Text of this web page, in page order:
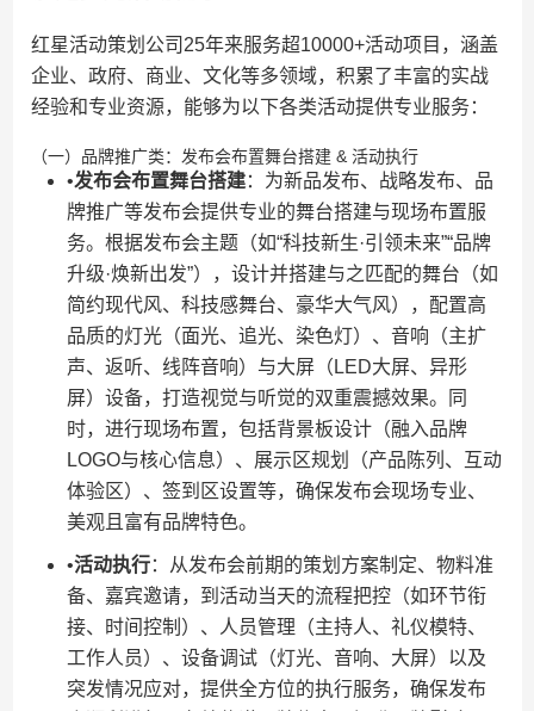
红星活动策划公司25年来服务超10000+活动项目，涵盖
企业、政府、商业、文化等多领域，积累了丰富的实战
经验和专业资源，能够为以下各类活动提供专业服务：
（一）品牌推广类：发布会布置舞台搭建 & 活动执行
•​​发布会布置舞台搭建​​：为新品发布、战略发布、品
牌推广等发布会提供专业的舞台搭建与现场布置服
务。根据发布会主题（如“科技新生·引领未来”“品牌
升级·焕新出发”），设计并搭建与之匹配的舞台（如
简约现代风、科技感舞台、豪华大气风），配置高
品质的灯光（面光、追光、染色灯）、音响（主扩
声、返听、线阵音响）与大屏（LED大屏、异形
屏）设备，打造视觉与听觉的双重震撼效果。同
时，进行现场布置，包括背景板设计（融入品牌
LOGO与核心信息）、展示区规划（产品陈列、互动
体验区）、签到区设置等，确保发布会现场专业、
美观且富有品牌特色。
•​​活动执行​​：从发布会前期的策划方案制定、物料准
备、嘉宾邀请，到活动当天的流程把控（如环节衔
接、时间控制）、人员管理（主持人、礼仪模特、
工作人员）、设备调试（灯光、音响、大屏）以及
突发情况应对，提供全方位的执行服务，确保发布